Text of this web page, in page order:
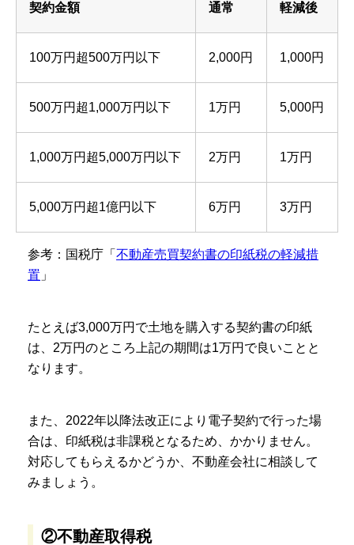
契約金額 通常 軽減後
100万円超500万円以下 2,000円 1,000円
500万円超1,000万円以下 1万円 5,000円
1,000万円超5,000万円以下 2万円 1万円
5,000万円超1億円以下 6万円 3万円
参考：国税庁「 不動産売買契約書の印紙税の軽減措
置 」
たとえば3,000万円で土地を購入する契約書の印紙
は、2万円のところ上記の期間は1万円で良いことと
なります。
また、2022年以降法改正により電子契約で行った場
合は、印紙税は非課税となるため、かかりません。
対応してもらえるかどうか、不動産会社に相談して
みましょう。
②不動産取得税